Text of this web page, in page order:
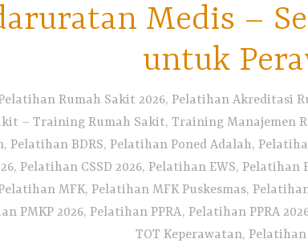
Medis –
untuk
Rumah Sakit 2026, Pelatihan Akreditasi
– Training Rumah Sakit, Training Manajemen
Pelatihan BDRS, Pelatihan Poned Adalah,
Pelatihan CSSD 2026, Pelatihan EWS,
MFK, Pelatihan MFK Puskesmas,
PMKP 2026, Pelatihan PPRA, Pelatihan PPRA
TOT Keperawatan, Pelatihan